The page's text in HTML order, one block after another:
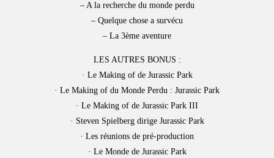
– A la recherche du monde perdu
– Quelque chose a survécu
– La 3ème aventure
LES AUTRES BONUS :
· Le Making of de Jurassic Park
· Le Making of du Monde Perdu : Jurassic Park
· Le Making of de Jurassic Park III
· Steven Spielberg dirige Jurassic Park
· Les réunions de pré-production
· Le Monde de Jurassic Park